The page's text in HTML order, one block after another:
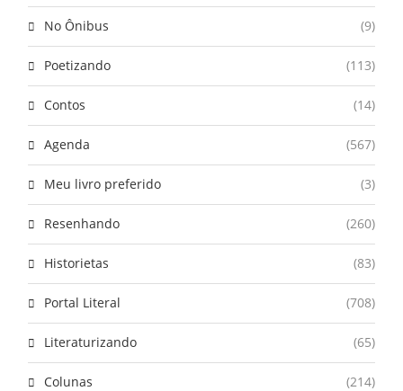
No Ônibus (9)
Poetizando (113)
Contos (14)
Agenda (567)
Meu livro preferido (3)
Resenhando (260)
Historietas (83)
Portal Literal (708)
Literaturizando (65)
Colunas (214)